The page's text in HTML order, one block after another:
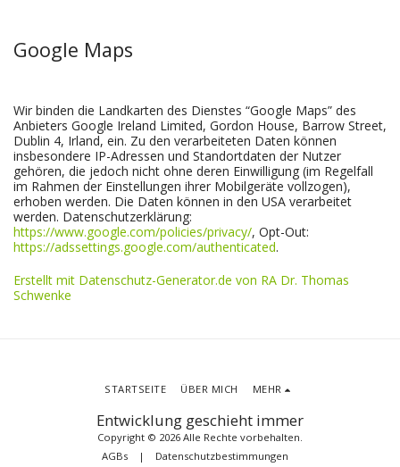
Google Maps
Wir binden die Landkarten des Dienstes “Google Maps” des
Anbieters Google Ireland Limited, Gordon House, Barrow Street,
Dublin 4, Irland, ein. Zu den verarbeiteten Daten können
insbesondere IP-Adressen und Standortdaten der Nutzer
gehören, die jedoch nicht ohne deren Einwilligung (im Regelfall
im Rahmen der Einstellungen ihrer Mobilgeräte vollzogen),
erhoben werden. Die Daten können in den USA verarbeitet
werden. Datenschutzerklärung:
https://www.google.com/policies/privacy/, Opt-Out:
https://adssettings.google.com/authenticated.
Erstellt mit Datenschutz-Generator.de von RA Dr. Thomas
Schwenke
Entwicklung geschieht immer
Copyright © 2026 Alle Rechte vorbehalten.
AGBs| Datenschutzbestimmungen
STARTSEITE ÜBER MICH MEHR